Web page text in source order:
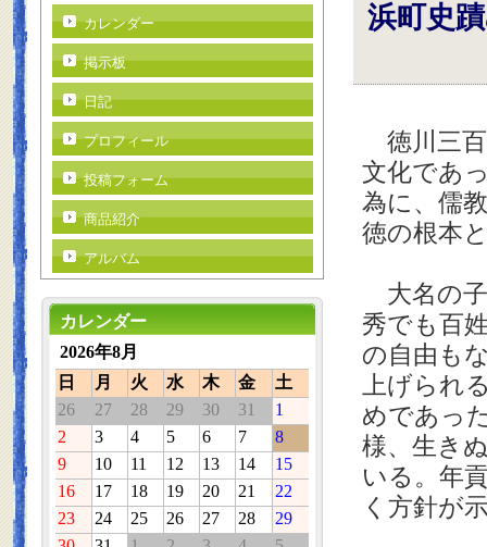
浜町史
徳川三百
文化であ
為に、儒
徳の根本
大名の子
秀でも百
の自由も
上げられ
めであっ
様、生き
いる。年
く方針が
カレンダー
掲示板
日記
プロフィール
投稿フォーム
商品紹介
アルバム
カレンダー
2026年8月
日
月 火 水 木 金
土
26
27 28 29 30 31
1
2
3 4 5 6 7
8
9
10 11 12 13 14
15
16
17 18 19 20 21
22
23
24 25 26 27 28
29